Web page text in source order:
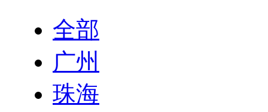
全部
广州
珠海